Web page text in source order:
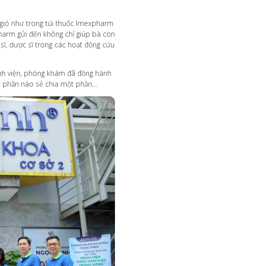
như trong túi thuốc Imexpharm
gửi đến không chỉ giúp bà con
dược sĩ trong các hoạt động cứu
viện, phòng khám đã đồng hành
nào sẻ chia một phần…